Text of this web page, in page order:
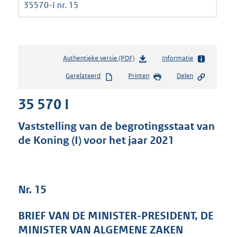
35570-I nr. 15
Authentieke versie (PDF)b
s
s
g
:
3
Informatie
Gerelateerd Printen Delen
35 570 I
Vaststelling van de begrotingsstaat van
de Koning (I) voor het jaar 2021
Nr. 15
BRIEF VAN DE MINISTER-PRESIDENT, DE
MINISTER VAN ALGEMENE ZAKEN